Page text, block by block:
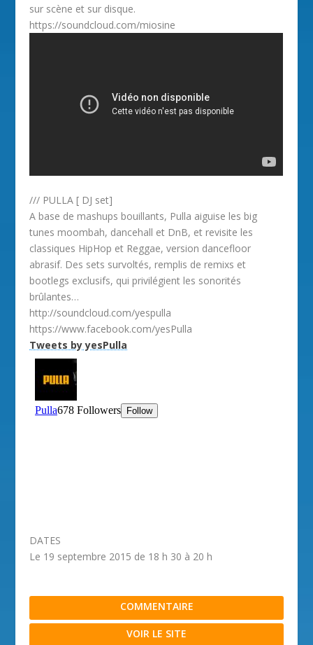
sur scène et sur disque.
https://soundcloud.com/miosine
/// PULLA [ DJ set]
A base de mashups bouillants, Pulla aiguise les big
tunes moombah, dancehall et DnB, et revisite les
classiques HipHop et Reggae, version dancefloor
abrasif. Des sets survoltés, remplis de remixs et
bootlegs exclusifs, qui privilégient les sonorités
brûlantes…
http://soundcloud.com/yespulla
https://www.facebook.com/yesPulla
Tweets by yesPulla
DATES
Le 19 septembre 2015 de 18 h 30 à 20 h
COMMENTAIRE
VOIR LE SITE